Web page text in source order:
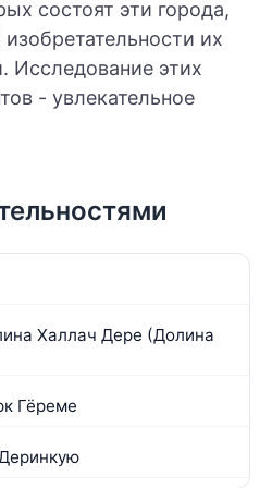
состоят эти города,
их
Исследование этих
- увлекательное
Халлач Дере (Долина
Гёреме